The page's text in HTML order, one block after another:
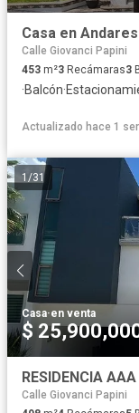
Casa en
Calle Giovanci Papini
453 m²3 Recámaras3
·Balcón·
Actualizado hace 1
1 /31
Casa·en venta
$
Calle Giovanci Papini